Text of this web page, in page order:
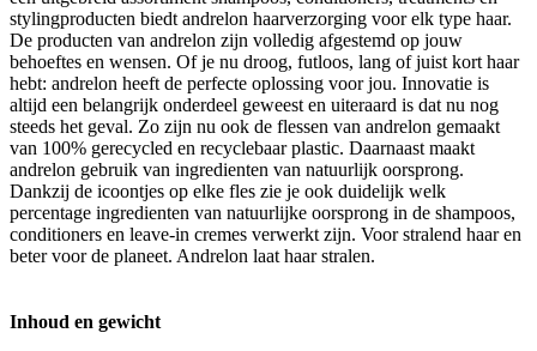
stylingproducten biedt andrelon haarverzorging voor elk type haar.
De producten van andrelon zijn volledig afgestemd op jouw
behoeftes en wensen. Of je nu droog, futloos, lang of juist kort haar
hebt: andrelon heeft de perfecte oplossing voor jou. Innovatie is
altijd een belangrijk onderdeel geweest en uiteraard is dat nu nog
steeds het geval. Zo zijn nu ook de flessen van andrelon gemaakt
van 100% gerecycled en recyclebaar plastic. Daarnaast maakt
andrelon gebruik van ingredienten van natuurlijk oorsprong.
Dankzij de icoontjes op elke fles zie je ook duidelijk welk
percentage ingredienten van natuurlijke oorsprong in de shampoos,
conditioners en leave-in cremes verwerkt zijn. Voor stralend haar en
beter voor de planeet. Andrelon laat haar stralen.
Inhoud en gewicht